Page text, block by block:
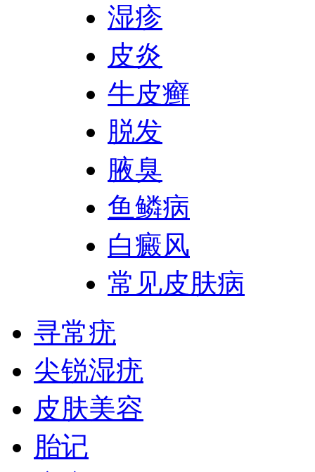
湿疹
皮炎
牛皮癣
脱发
腋臭
鱼鳞病
白癜风
常见皮肤病
寻常疣
尖锐湿疣
皮肤美容
胎记